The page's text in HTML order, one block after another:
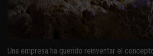
Una empresa ha querido reinventar el